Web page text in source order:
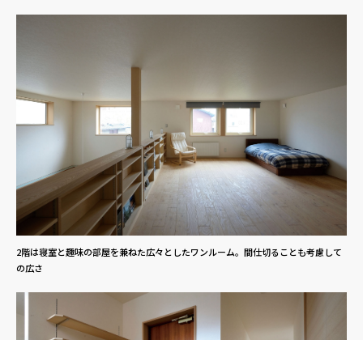
2階は寝室と趣味の部屋を兼ねた広々としたワンルーム。間仕切ることも考慮して
の広さ